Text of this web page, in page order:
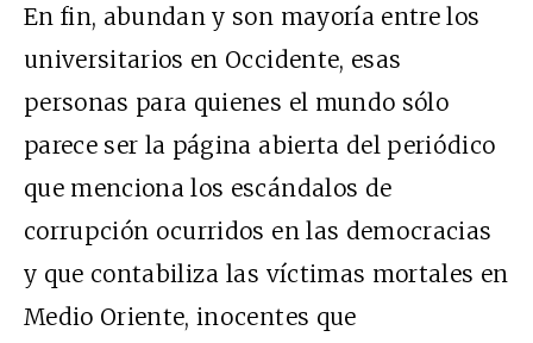
En fin, abundan y son mayoría entre los
universitarios en Occidente, esas
personas para quienes el mundo sólo
parece ser la página abierta del periódico
que menciona los escándalos de
corrupción ocurridos en las democracias
y que contabiliza las víctimas mortales en
Medio Oriente, inocentes que